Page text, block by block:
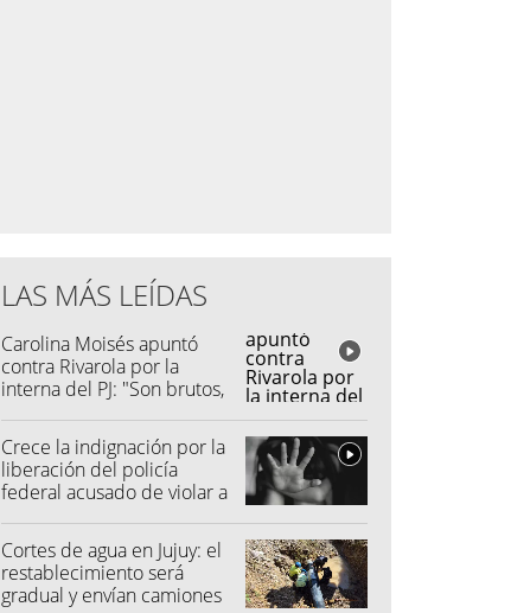
LAS MÁS LEÍDAS
Carolina Moisés apuntó
contra Rivarola por la
interna del PJ: "Son brutos,
Crece la indignación por la
liberación del policía
federal acusado de violar a
Cortes de agua en Jujuy: el
restablecimiento será
gradual y envían camiones